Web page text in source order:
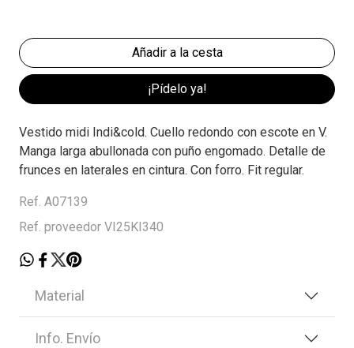
¡Pídelo ya!
Vestido midi Indi&cold. Cuello redondo con escote en V.
Manga larga abullonada con puño engomado. Detalle de
frunces en laterales en cintura. Con forro. Fit regular.
Ref. A07139
Ref. proveedor VI25KI340
Material
Info. Envío